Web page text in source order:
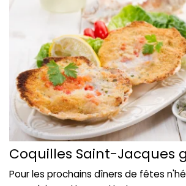
Coquilles Saint-Jacques
Pour les prochains dîners de fêtes